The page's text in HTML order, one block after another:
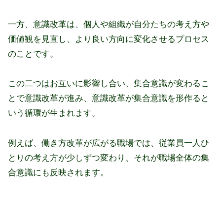
一方、意識改革は、個人や組織が自分たちの考え方や
価値観を見直し、より良い方向に変化させるプロセス
のことです。
この二つはお互いに影響し合い、集合意識が変わるこ
とで意識改革が進み、意識改革が集合意識を形作ると
いう循環が生まれます。
例えば、働き方改革が広がる職場では、従業員一人ひ
とりの考え方が少しずつ変わり、それが職場全体の集
合意識にも反映されます。